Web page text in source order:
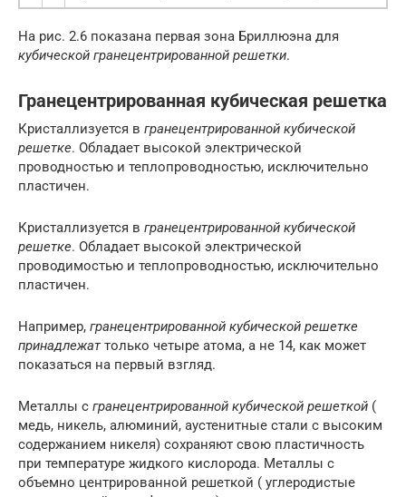
На рис. 2.6 показана первая зона Бриллюэна для
кубической гранецентрированной решетки.
Гранецентрированная кубическая решетка
Кристаллизуется в гранецентрированной кубической
решетке. Обладает высокой электрической
проводностью и теплопроводностью, исключительно
пластичен.
Кристаллизуется в гранецентрированной кубической
решетке. Обладает высокой электрической
проводимостью и теплопроводностью, исключительно
пластичен.
Например, гранецентрированной кубической решетке
принадлежаттолько четыре атома, а не 14, как может
показаться на первый взгляд.
Металлы с гранецентрированной кубической решеткой (
медь, никель, алюминий, аустенитные стали с высоким
содержанием никеля) сохраняют свою пластичность
при температуре жидкого кислорода. Металлы с
объемно центрированной решеткой ( углеродистые